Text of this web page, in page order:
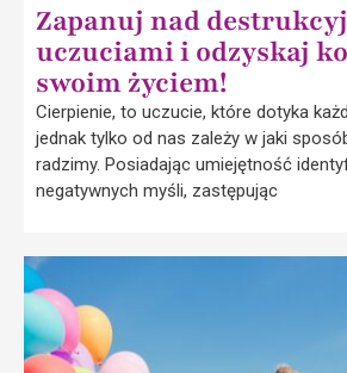
Zapanuj nad
uczuciami i odzyskaj
swoim życiem!
Cierpienie, to uczucie, które dotyka
jednak tylko od nas zależy w jaki
radzimy. Posiadając umiejętność
negatywnych myśli, zastępując